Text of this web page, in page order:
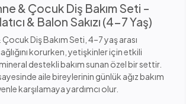
& Çocuk Diş Bakım Seti –
& Balon Sakızı (4-7 Yaş)
Diş Bakım Seti, 4–7 yaş arası
korurken, yetişkinler için etkili
destekli bakım sunan özel bir settir.
aile bireylerinin günlük ağız bakım
karşılamaya yardımcı olur.